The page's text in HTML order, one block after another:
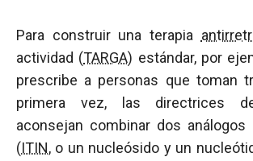
Para construir una terapia
actividad (TARGA) estándar, por
prescribe a personas que toman
primera vez, las directrices
aconsejan combinar dos análogos
(ITIN, o un nucleósido y un